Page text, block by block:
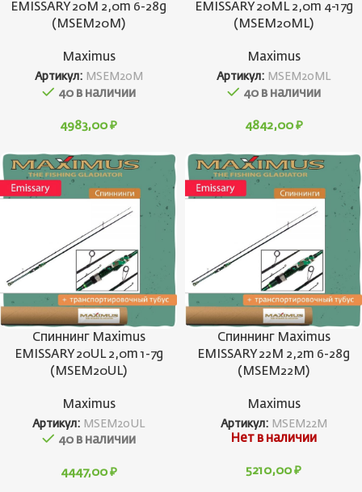
EMISSARY 20M 2,0m 6-28g
(MSEM20M)
Maximus
Артикул: MSEM20M
40 в наличии
4983,00 ₽
EMISSARY 20ML 2,0m 4-17g
(MSEM20ML)
Maximus
Артикул: MSEM20ML
40 в наличии
4842,00 ₽
Спиннинг Maximus
EMISSARY 20UL 2,0m 1-7g
(MSEM20UL)
Maximus
Артикул: MSEM20UL
40 в наличии
4447,00 ₽
Спиннинг Maximus
EMISSARY 22M 2,2m 6-28g
(MSEM22M)
Maximus
Артикул: MSEM22M
Нет в наличии
5210,00 ₽